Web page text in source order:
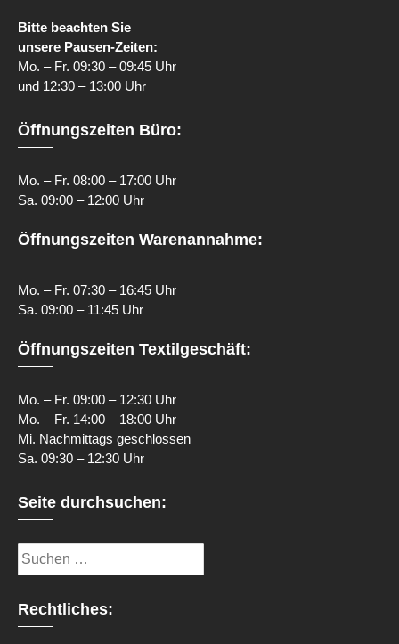
Bitte beachten Sie
unsere Pausen-Zeiten:
Mo. – Fr. 09:30 – 09:45 Uhr
und 12:30 – 13:00 Uhr
Öffnungszeiten Büro:
Mo. – Fr. 08:00 – 17:00 Uhr
Sa. 09:00 – 12:00 Uhr
Öffnungszeiten Warenannahme:
Mo. – Fr. 07:30 – 16:45 Uhr
Sa. 09:00 – 11:45 Uhr
Öffnungszeiten Textilgeschäft:
Mo. – Fr. 09:00 – 12:30 Uhr
Mo. – Fr. 14:00 – 18:00 Uhr
Mi. Nachmittags geschlossen
Sa. 09:30 – 12:30 Uhr
Seite durchsuchen:
Suchen
nach:
Rechtliches: